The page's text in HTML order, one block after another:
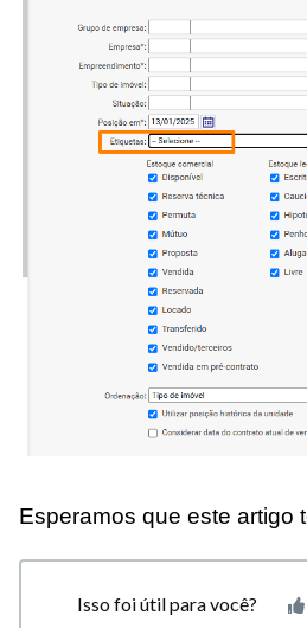
Esperamos que este artigo
Isso foi útil para você?